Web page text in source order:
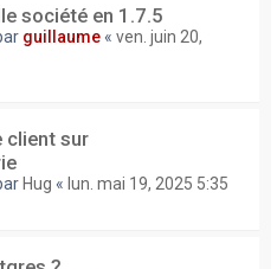
société en 1.7.5
guillaume « ven. juin 20,
client sur
Hug « lun. mai 19, 2025 5:35